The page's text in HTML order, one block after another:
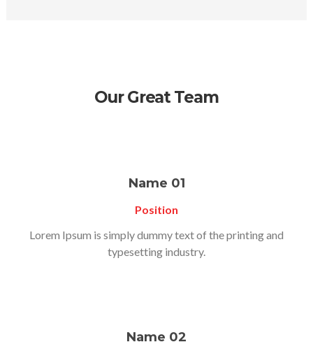
Our Great Team
Name 01
Position
Lorem Ipsum is simply dummy text of the printing and
typesetting industry.
Name 02